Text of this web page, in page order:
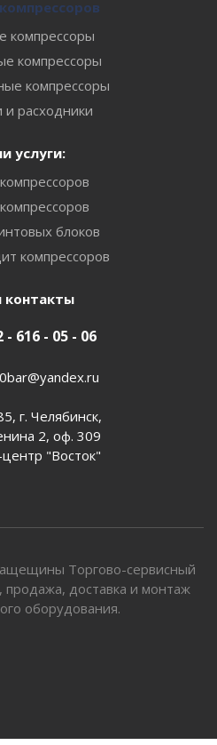
компрессоры
компрессоры
компрессоры
и расходники
услуги:
блоков
компрессоров
- 616 - 05 - 06
г. Челябинск,
2, оф. 309
"Восток"
Торгово-сервисный
доставка и монтаж
оборудования.